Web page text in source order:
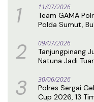
1 11/07/2026
Team GAMA
Polda Sumut,
2 09/07/2026
Tanjungpinang
Natuna Jadi
3 30/06/2026
Polres Sergai
Cup 2026, 13